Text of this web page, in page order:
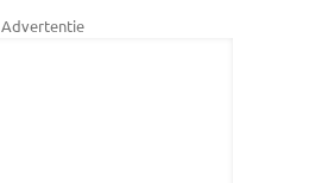
Advertentie